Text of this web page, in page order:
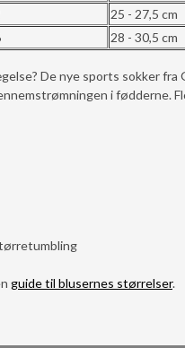
25 - 27,5 cm
28 - 30,5 cm
De nye sports sokker
i fødderne.
guide til blusernes størrelser.